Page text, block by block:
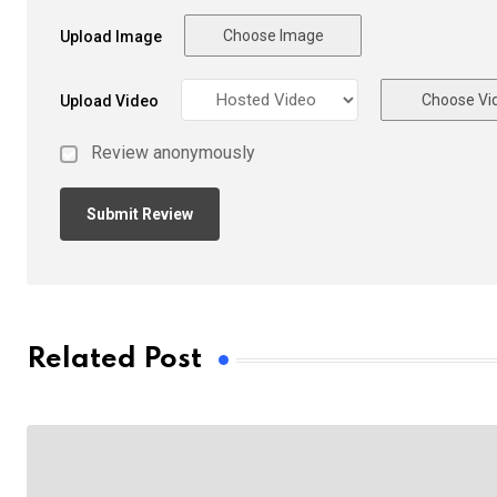
Upload Image Choose Image
Upload Video Choose
Review anonymously
Related Post